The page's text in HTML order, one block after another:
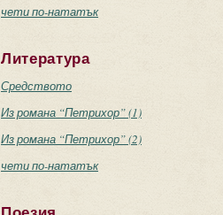
чети по-нататък
Литература
Средството
Из романа “Петрихор” (1)
Из романа “Петрихор” (2)
чети по-нататък